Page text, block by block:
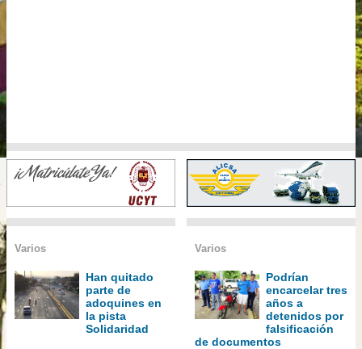
Varios
Han quitado
parte de
adoquines en
la pista
Solidaridad
Varios
Podrían
encarcelar tres
años a
detenidos por
falsificación
de documentos